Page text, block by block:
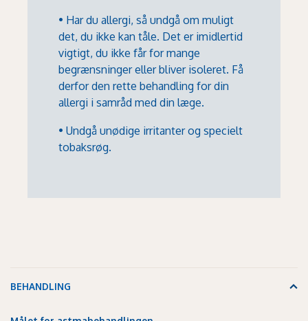
• Har du allergi, så undgå om muligt
det, du ikke kan tåle. Det er imidlertid
vigtigt, du ikke får for mange
begrænsninger eller bliver isoleret. Få
derfor den rette behandling for din
allergi i samråd med din læge.
• Undgå unødige irritanter og specielt
tobaksrøg.
BEHANDLING